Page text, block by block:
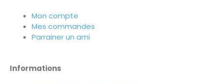
Mon compte
Mes commandes
Parrainer un ami
Informations